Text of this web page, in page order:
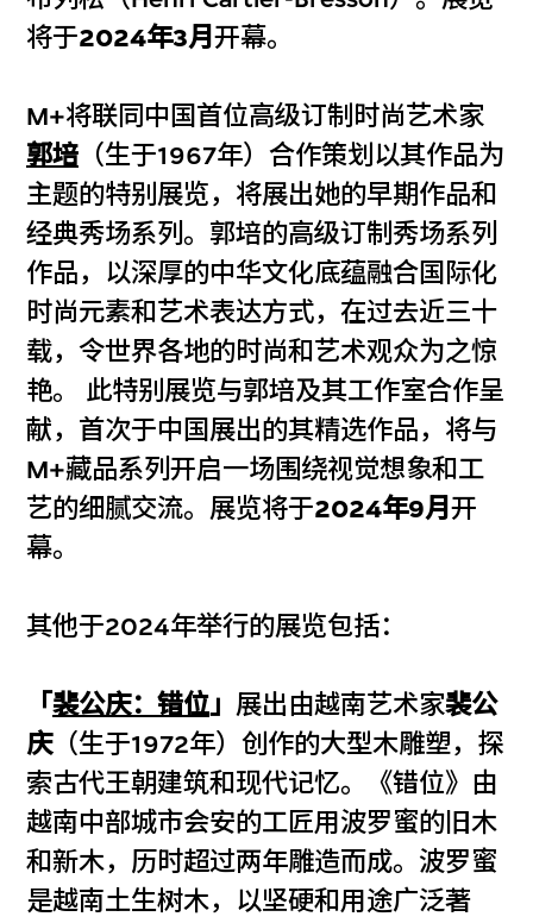
将于2024年3月开幕。
M+将联同中国首位高级订制时尚艺术家
郭培 （生于1967年）合作策划以其作品为
主题的特别展览，将展出她的早期作品和
经典秀场系列。郭培的高级订制秀场系列
作品，以深厚的中华文化底蕴融合国际化
时尚元素和艺术表达方式，在过去近三十
载，令世界各地的时尚和艺术观众为之惊
艳。 此特别展览与郭培及其工作室合作呈
献，首次于中国展出的其精选作品，将与
M+藏品系列开启一场围绕视觉想象和工
艺的细腻交流。展览将于2024年9月开
幕。
其他于2024年举行的展览包括：
「裴公庆：错位」 展出由越南艺术家裴公
庆（生于1972年）创作的大型木雕塑，探
索古代王朝建筑和现代记忆。《错位》由
越南中部城市会安的工匠用波罗蜜的旧木
和新木，历时超过两年雕造而成。波罗蜜
是越南土生树木，以坚硬和用途广泛著